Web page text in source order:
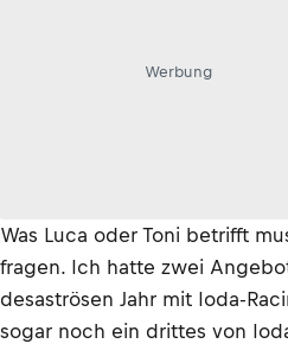
Werbung
Was Luca oder Toni betrifft
fragen. Ich hatte zwei
desaströsen Jahr mit Ioda-
sogar noch ein drittes von